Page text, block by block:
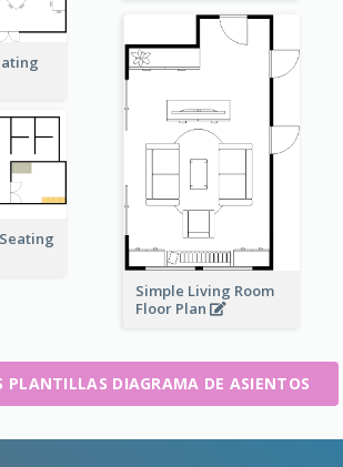
Simple Living Room
Floor Plan
PLANTILLAS DIAGRAMA DE ASIENTOS